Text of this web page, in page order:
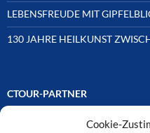
Cookie-
LEBENSFREUDE MIT
130 JAHRE HEILKUNST
CTOUR-PARTNER
Unsere Reisejournalisten-